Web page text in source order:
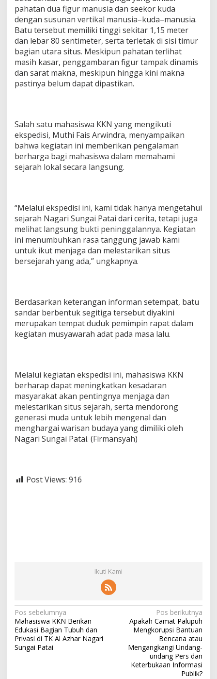
pahatan dua figur manusia dan seekor kuda
dengan susunan vertikal manusia–kuda–manusia.
Batu tersebut memiliki tinggi sekitar 1,15 meter
dan lebar 80 sentimeter, serta terletak di sisi timur
bagian utara situs. Meskipun pahatan terlihat
masih kasar, penggambaran figur tampak dinamis
dan sarat makna, meskipun hingga kini makna
pastinya belum dapat dipastikan.
Salah satu mahasiswa KKN yang mengikuti
ekspedisi, Muthi Fais Arwindra, menyampaikan
bahwa kegiatan ini memberikan pengalaman
berharga bagi mahasiswa dalam memahami
sejarah lokal secara langsung.
“Melalui ekspedisi ini, kami tidak hanya mengetahui
sejarah Nagari Sungai Patai dari cerita, tetapi juga
melihat langsung bukti peninggalannya. Kegiatan
ini menumbuhkan rasa tanggung jawab kami
untuk ikut menjaga dan melestarikan situs
bersejarah yang ada,” ungkapnya.
Berdasarkan keterangan informan setempat, batu
sandar berbentuk segitiga tersebut diyakini
merupakan tempat duduk pemimpin rapat dalam
kegiatan musyawarah adat pada masa lalu.
Melalui kegiatan ekspedisi ini, mahasiswa KKN
berharap dapat meningkatkan kesadaran
masyarakat akan pentingnya menjaga dan
melestarikan situs sejarah, serta mendorong
generasi muda untuk lebih mengenal dan
menghargai warisan budaya yang dimiliki oleh
Nagari Sungai Patai. (Firmansyah)
Post Views: 916
Ikuti Kami
N
a
v
Pos sebelumnya
Mahasiswa KKN Berikan
Edukasi Bagian Tubuh dan
Privasi di TK Al Azhar Nagari
Sungai Patai
Pos berikutnya
Apakah Camat Palupuh
Mengkorupsi Bantuan
Bencana atau
Mengangkangi Undang-
undang Pers dan
Keterbukaan Informasi
Publik?